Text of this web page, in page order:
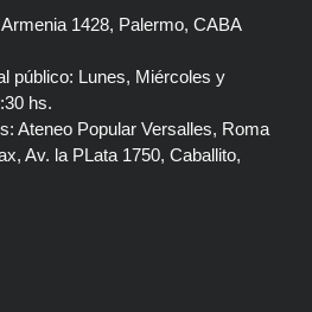
Armenia 1428, Palermo, CABA
público: Lunes, Miércoles y
hs.
Ateneo Popular Versalles, Roma
Av. la PLata 1750, Caballito,